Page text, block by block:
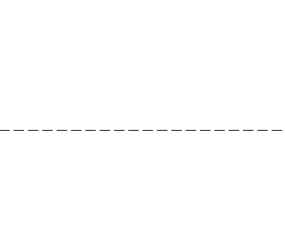
－－－－－－－－－－－－－－－－－－－